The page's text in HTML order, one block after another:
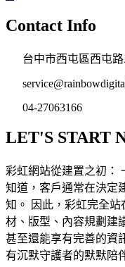
Contact Info
台中市西屯區西屯路
04-27063166
LET'S START
彩虹網站從建置之初：
知道，客戶通常在決定
知。 因此，彩虹完全
材、版型、內容規劃建
甚至還能享有完善的資
有沉默守護者的默默陪